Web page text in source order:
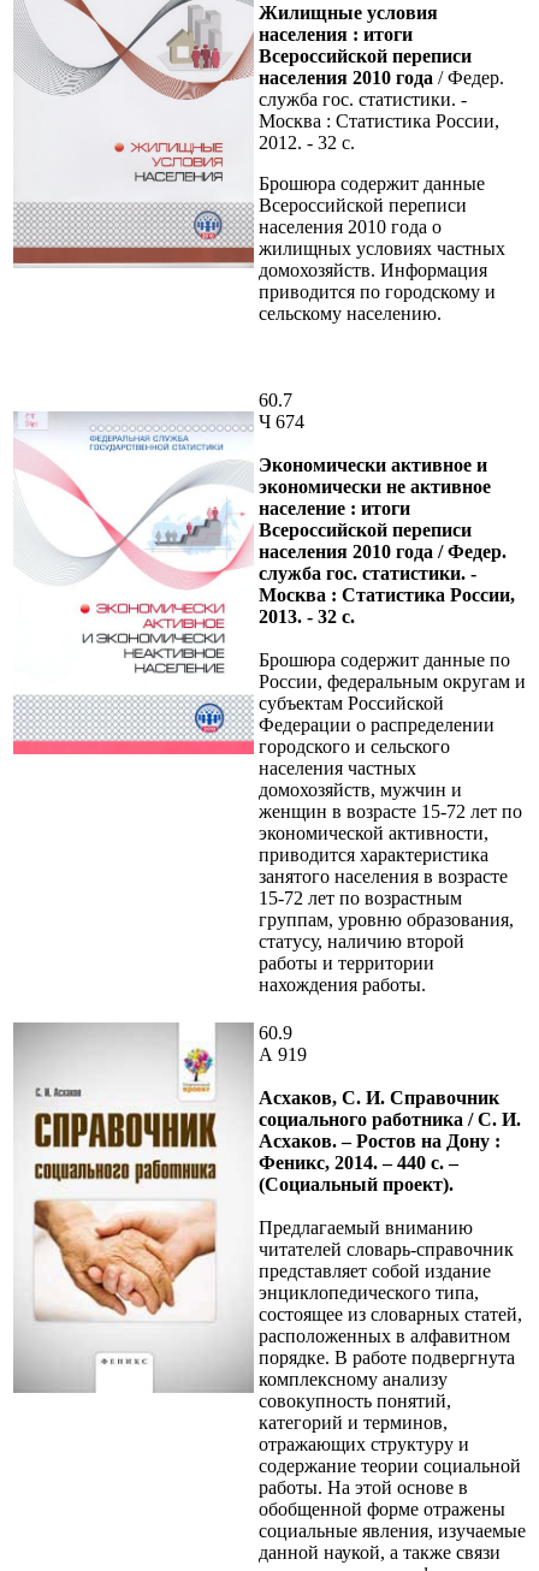
Жилищные условия
населения : итоги
Всероссийской переписи
населения 2010 года / Федер.
служба гос. статистики. -
Москва : Статистика России,
2012. - 32 с.
Брошюра содержит данные
Всероссийской переписи
населения 2010 года о
жилищных условиях частных
домохозяйств. Информация
приводится по городскому и
сельскому населению.
60.7
Ч 674
Экономически активное и
экономически не активное
население : итоги
Всероссийской переписи
населения 2010 года / Федер.
служба гос. статистики. -
Москва : Статистика России,
2013. - 32 с.
Брошюра содержит данные по
России, федеральным округам и
субъектам Российской
Федерации о распределении
городского и сельского
населения частных
домохозяйств, мужчин и
женщин в возрасте 15-72 лет по
экономической активности,
приводится характеристика
занятого населения в возрасте
15-72 лет по возрастным
группам, уровню образования,
статусу, наличию второй
работы и территории
нахождения работы.
60.9
А 919
Асхаков, С. И. Справочник
социального работника / С. И.
Асхаков. – Ростов на Дону :
Феникс, 2014. – 440 с. –
(Социальный проект).
Предлагаемый вниманию
читателей словарь-справочник
представляет собой издание
энциклопедического типа,
состоящее из словарных статей,
расположенных в алфавитном
порядке. В работе подвергнута
комплексному анализу
совокупность понятий,
категорий и терминов,
отражающих структуру и
содержание теории социальной
работы. На этой основе в
обобщенной форме отражены
социальные явления, изучаемые
данной наукой, а также связи